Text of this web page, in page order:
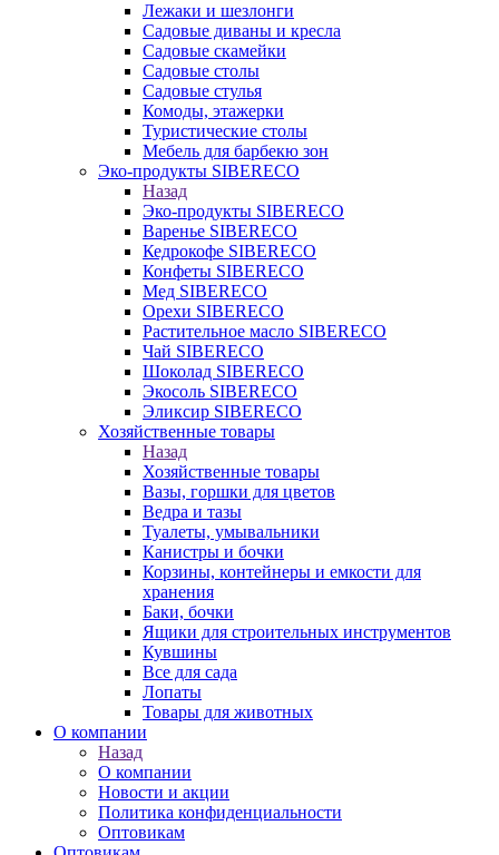
Лежаки и шезлонги
Садовые диваны и кресла
Садовые скамейки
Садовые столы
Садовые стулья
Комоды, этажерки
Туристические столы
Мебель для барбекю зон
Эко-продукты SIBERECO
Назад
Эко-продукты SIBERECO
Варенье SIBERECO
Кедрокофе SIBERECO
Конфеты SIBERECO
Мед SIBERECO
Орехи SIBERECO
Растительное масло SIBERECO
Чай SIBERECO
Шоколад SIBERECO
Экосоль SIBERECO
Эликсир SIBERECO
Хозяйственные товары
Назад
Хозяйственные товары
Вазы, горшки для цветов
Ведра и тазы
Туалеты, умывальники
Канистры и бочки
Корзины, контейнеры и емкости для
хранения
Баки, бочки
Ящики для строительных инструментов
Кувшины
Все для сада
Лопаты
Товары для животных
О компании
Назад
О компании
Новости и акции
Политика конфиденциальности
Оптовикам